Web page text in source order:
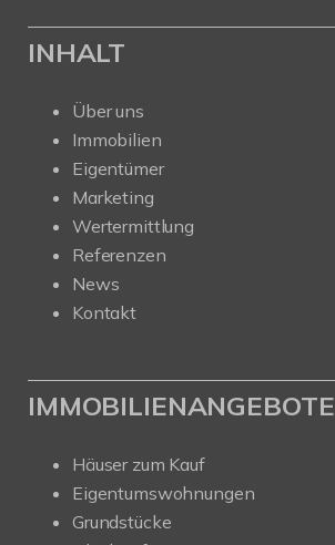
INHALT
Über uns
Immobilien
Eigentümer
Marketing
Wertermittlung
Referenzen
News
Kontakt
IMMOBILIENANGEBOTE
Häuser zum Kauf
Eigentumswohnungen
Grundstücke